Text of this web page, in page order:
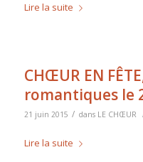
Lire la suite
CHŒUR EN
romantiques le
21 juin 2015 / dans LE CHŒUR
Lire la suite